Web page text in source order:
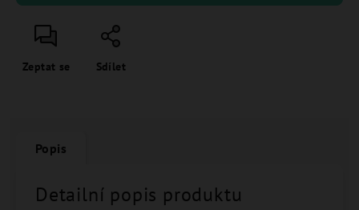
Zeptat se Sdílet
Popis
Detailní popis produktu